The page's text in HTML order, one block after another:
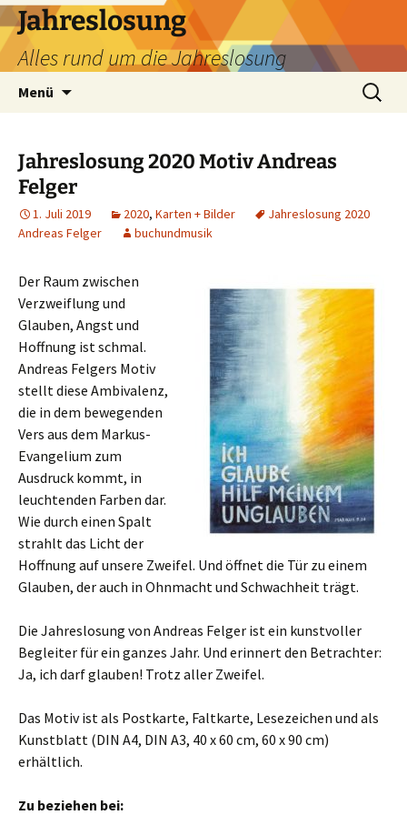
Zum
Inhalt
springen
Jahreslosung
Alles rund um die Jahreslosung
Menü
Suchen
nach:
Jahreslosung 2020 Motiv Andreas
Felger
1. Juli 2019 2020, Karten + Bilder
Jahreslosung 2020
Andreas Felger
buchundmusik
Der Raum zwischen
Verzweiflung und
Glauben, Angst und
Hoffnung ist schmal.
Andreas Felgers Motiv
stellt diese Ambivalenz,
die in dem bewegenden
Vers aus dem Markus-
Evangelium zum
Ausdruck kommt, in
leuchtenden Farben dar.
Wie durch einen Spalt
strahlt das Licht der
Hoffnung auf unsere Zweifel. Und öffnet die Tür zu einem
Glauben, der auch in Ohnmacht und Schwachheit trägt.
Die Jahreslosung von Andreas Felger ist ein kunstvoller
Begleiter für ein ganzes Jahr. Und erinnert den Betrachter:
Ja, ich darf glauben! Trotz aller Zweifel.
Das Motiv ist als Postkarte, Faltkarte, Lesezeichen und als
Kunstblatt (DIN A4, DIN A3, 40 x 60 cm, 60 x 90 cm)
erhältlich.
Zu beziehen bei: